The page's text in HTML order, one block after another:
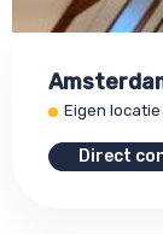
Eigen
Direct